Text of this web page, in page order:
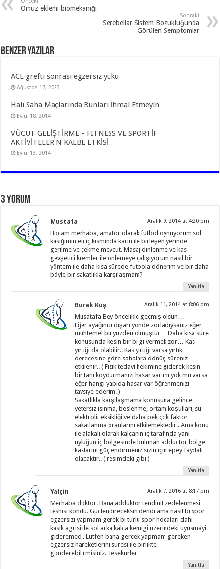
Omuz eklemi biomekaniği
Sonraki
Serebellar Sistem Bozukluğunda
Görülen Semptomlar
Benzer Yazılar
ACL grefti sonrası egzersiz yükü
Ağustos 17, 2023
Halı Saha Maçlarında Bunları İhmal Etmeyin
Eylül 18, 2014
VÜCUT GELİŞTİRME – FITNESS VE SPORTİF
AKTİVİTELERİN KALBE ETKİSİ
Eylül 13, 2014
3 yorum
Mustafa Aralık 9, 2014 at 4:20 pm
Hocam merhaba, amatör olarak futbol oynuyorum sol
kasığımın en iç kısmında karın ile birleşen yerinde
gerilme ve çekme mevcut. Masaj dinlenme ve kas
gevşetici kremler ile önlemeye çalışıyorum nasıl bir
yöntem ile daha kısa sürede futbola dönerim ve bir daha
böyle bir sakatlıkla karşılaşmam?
Yanıtla
Burak Kuş Aralık 11, 2014 at 8:06 pm
Musatafa Bey öncelikle geçmiş olsun…
Eğer ayağınızı dışarı yönde zorladıysanız eğer
muhtemel bu yüzden olmuştur… Daha kısa süre
konusunda kesin bir bilgi vermek zor… Kas
yırtığı da olabilir.. Kas yırtığı varsa yırtık
derecesine göre sahalara dönüş süreniz
etkilenir.. ( Fizik tedavi hekimine giderek kesin
bir tanı koydurmanızı hasar var mı yok mu varsa
eğer hangi yapıda hasar var öğrenmenizi
tavsiye ederim. )
Sakatlıkla karşılaşmama konusuna gelince
yetersiz ısınma, beslenme, ortam koşulları, su
elektrolit eksikliği ve daha pek çok faktör
sakatlanma oranlarını etkilemektedir.. Ama konu
ile alakalı olarak kalçanın iç tarafında yani
uyluğun iç bölgesinde bulunan adductör bölge
kaslarını güçlendirmeniz sizin için epey faydalı
olacaktır.. ( resimdeki gibi )
Yanıtla
Yalçin Aralık 7, 2016 at 8:17 pm
Merhaba doktor. Bana adduktor tendinit zedelenmesi
teshisi kondu. Guclendireceksin dendi ama nasil bi spor
egzersizi yapmam gerek bi turlu spor hocalari dahil
kasik agrisi ile sol arka kalca kemigi uzerindeki uyusmayi
gideremedi. Lutfen bana gercek yapmam gereken
egzersiz hareketlerini suresi ile birlikte
gonderebilirmisiniz. Tesekurler.
Yanıtla